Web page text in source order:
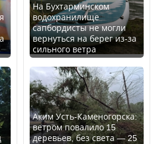
В России введены
дополнительные
ограничения для
казахстанских прав
На Бухтарминском
водохранилище
сапбордисты не могли
вернуться на берег из-за
сильного ветра
Аким Усть-Каменогорска:
ветром повалило 15
деревьев, без света — 25